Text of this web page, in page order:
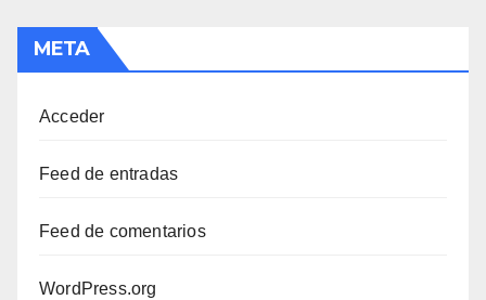
META
Acceder
Feed de entradas
Feed de comentarios
WordPress.org